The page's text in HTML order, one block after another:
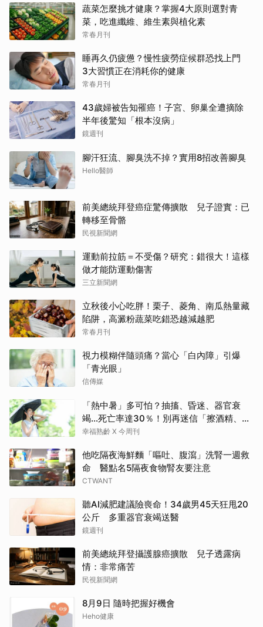
蔬菜怎麼挑才健康？掌握4大原則選對青
菜，吃進纖維、維生素與植化素
常春月刊
睡再久仍疲憊？慢性疲勞症候群恐找上門
3大習慣正在消耗你的健康
常春月刊
43歲婦被告知罹癌！子宮、卵巢全遭摘除
半年後驚知「根本沒病」
鏡週刊
腳汗狂流、腳臭洗不掉？實用8招改善腳臭
Hello醫師
前美總統拜登癌症驚傳擴散 兒子證實：已
轉移至骨骼
民視新聞網
運動前拉筋＝不受傷？研究：錯很大！這樣
做才能防運動傷害
三立新聞網
立秋後小心吃胖！栗子、菱角、南瓜熱量藏
陷阱，高澱粉蔬菜吃錯恐越減越肥
常春月刊
視力模糊伴隨頭痛？當心「白內障」引爆
「青光眼」
信傳媒
「熱中暑」多可怕？抽搐、昏迷、器官衰
竭…死亡率達30％！別再迷信「擦酒精、吃
退燒藥」，5招才能真救命
幸福熟齡 X 今周刊
他吃隔夜海鮮麵「嘔吐、腹瀉」洗腎一週救
命 醫點名5隔夜食物腎友要注意
CTWANT
聽AI減肥建議險喪命！34歲男45天狂甩20
公斤 多重器官衰竭送醫
鏡週刊
前美總統拜登攝護腺癌擴散 兒子透露病
情：非常痛苦
民視新聞網
8月9日 隨時把握好機會
Heho健康